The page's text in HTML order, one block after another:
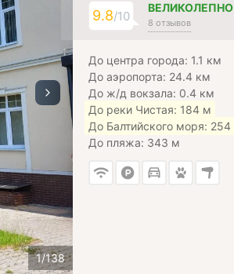
9.8/10
ВЕЛИКОЛЕПНО
8 отзывов
До центра города: 1.1 км
До аэропорта: 24.4 км
До ж/д вокзала: 0.4 км
До реки Чистая: 184 м
До Балтийского моря:
До пляжа: 343 м